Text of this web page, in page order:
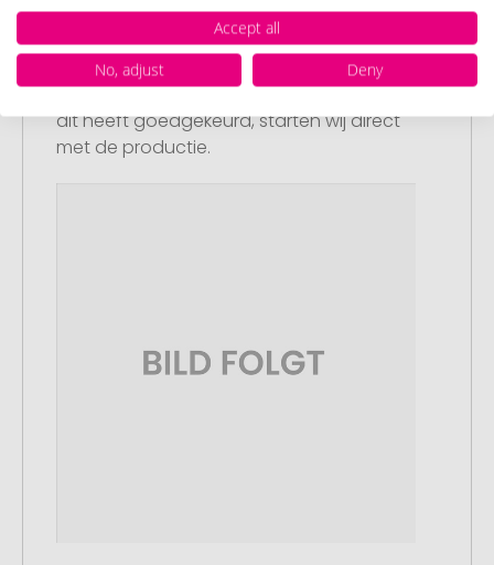
Stap 3:
Artikelvoorbeeld en goedkeuring
U ontvangt van ons een gratis
drukvoorbeeld met uw ontwerp. Zodra u
dit heeft goedgekeurd, starten wij direct
met de productie.
Accept all
No, adjust
Deny